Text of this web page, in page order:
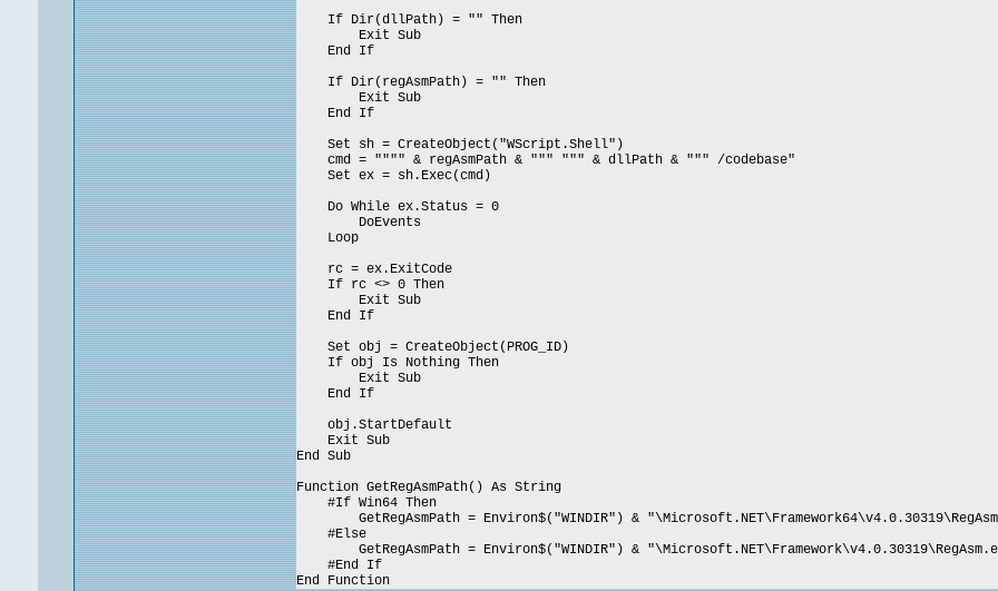
If Dir(dllPath) = "" Then
Exit Sub
End If
If Dir(regAsmPath) = "" Then
Exit Sub
End If
Set sh = CreateObject("WScript.Shell")
cmd = """" & regAsmPath & """ """ & dllPath & """ /codebase"
Set ex = sh.Exec(cmd)
Do While ex.Status = 0
DoEvents
Loop
rc = ex.ExitCode
If rc <> 0 Then
Exit Sub
End If
Set obj = CreateObject(PROG_ID)
If obj Is Nothing Then
Exit Sub
End If
obj.StartDefault
Exit Sub
End Sub
Function GetRegAsmPath() As String
#If Win64 Then
GetRegAsmPath = Environ$("WINDIR") &
#Else
GetRegAsmPath = Environ$("WINDIR") &
#End If
End Function